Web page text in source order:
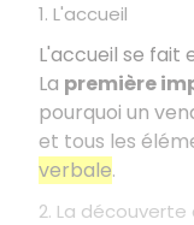
1. L'accueil
L'accueil se fait
La première
pourquoi un
et tous les
verbale.
2. La découverte